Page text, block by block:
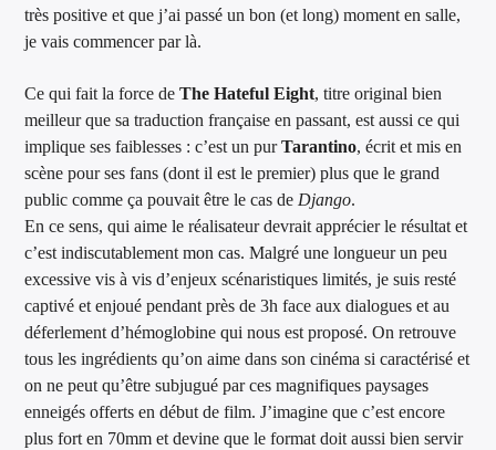
très positive et que j’ai passé un bon (et long) moment en salle,
je vais commencer par là.
Ce qui fait la force deThe Hateful Eight, titre original bien
meilleur que sa traduction française en passant, est aussi ce qui
implique ses faiblesses : c’est un purTarantino, écrit et mis en
scène pour ses fans (dont il est le premier) plus que le grand
public comme ça pouvait être le cas de Django.
En ce sens, qui aime le réalisateur devrait apprécier le résultat et
c’est indiscutablement mon cas. Malgré une longueur un peu
excessive vis à vis d’enjeux scénaristiques limités, je suis resté
captivé et enjoué pendant près de 3h face aux dialogues et au
déferlement d’hémoglobine qui nous est proposé. On retrouve
tous les ingrédients qu’on aime dans son cinéma si caractérisé et
on ne peut qu’être subjugué par ces magnifiques paysages
enneigés offerts en début de film. J’imagine que c’est encore
plus fort en 70mm et devine que le format doit aussi bien servir